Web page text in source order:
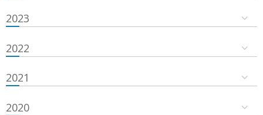
2023
2022
2021
2020